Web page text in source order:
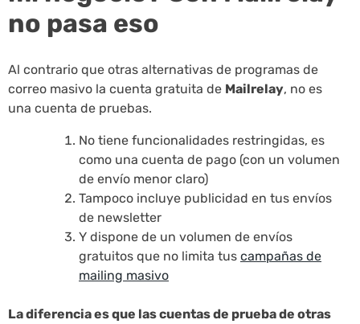
no pasa eso
Al contrario que otras alternativas de programas de
correo masivo la cuenta gratuita de Mailrelay, no es
una cuenta de pruebas.
No tiene funcionalidades restringidas, es
como una cuenta de pago (con un volumen
de envío menor claro)
Tampoco incluye publicidad en tus envíos
de newsletter
Y dispone de un volumen de envíos
gratuitos que no limita tus campañas de
mailing masivo
La diferencia es que las cuentas de prueba de otras